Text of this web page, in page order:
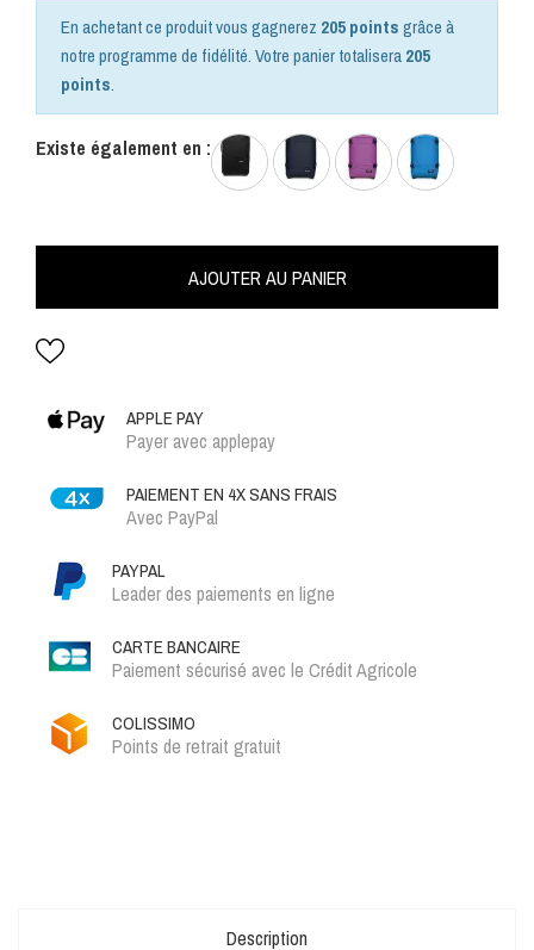
En achetant ce produit vous gagnerez 205 pointsgrâce à
notre programme de fidélité. Votre panier totalisera205
points.
Existe également en :
AJOUTER AU PANIER
APPLE PAY
Payer avec applepay
PAIEMENT EN 4X SANS FRAIS
Avec PayPal
PAYPAL
Leader des paiements en ligne
CARTE BANCAIRE
Paiement sécurisé avec le Crédit Agricole
COLISSIMO
Points de retrait gratuit
Description